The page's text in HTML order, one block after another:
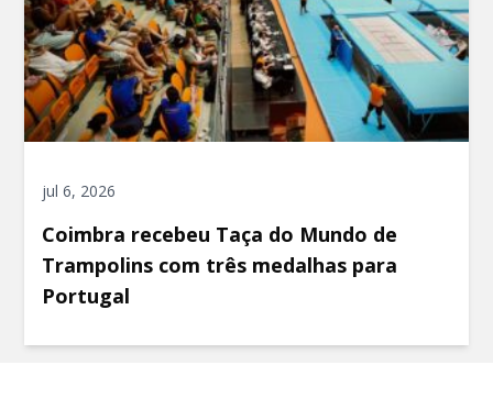
jul 6, 2026
Coimbra recebeu Taça do Mundo de
Trampolins com três medalhas para
Portugal